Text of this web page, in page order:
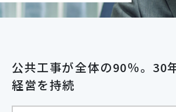
公共工事が全体の90％。30
経営を持続